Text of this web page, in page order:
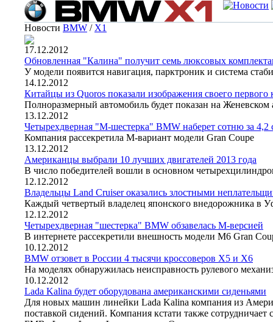
Новости BMW / X1
17.12.2012
Обновленная "Калина" получит семь люксовых
У модели появится навигация, парктроник и система
14.12.2012
Китайцы из Quoros показали изображения своего первого
Полноразмерный автомобиль будет показан на Женевском
13.12.2012
Четырехдверная "М-шестерка" BMW наберет сотню за 4,2
Компания рассекретила М-вариант модели Gran Coupe
13.12.2012
Американцы выбрали 10 лучших двигателей 2013 года
В число победителей вошли в основном
12.12.2012
Владельцы Land Cruiser оказались злостными
Каждый четвертый владелец японского внедорожника в
12.12.2012
Четырехдверная "шестерка" BMW обзавелась M-версией
В интернете рассекретили внешность модели M6 Gran
10.12.2012
BMW отзовет в России 4 тысячи кроссоверов X5 и X6
На моделях обнаружилась неисправность рулевого
10.12.2012
Lada Kalina будет оборудована американскими сиденьями
Для новых машин линейки Lada Kalina компания из
поставкой сидений. Компания кстати также